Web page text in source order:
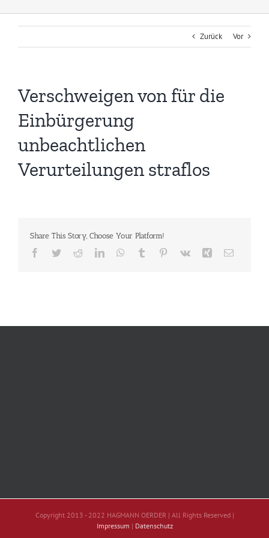
Zurück Vor
Verschweigen von für die
Einbürgerung
unbeachtlichen
Verurteilungen straflos
Share This Story, Choose Your Platform!
Facebook
TwitterRedditLinkedInWhatsApp
Tumblr Pinterest
Vk Xing E-
Copyright 2013 - 2022 HAGMANN OERDER | All Rights Reserved |
Impressum | Datenschutz